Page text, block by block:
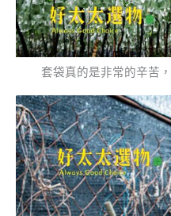
套袋真的是非常的辛苦